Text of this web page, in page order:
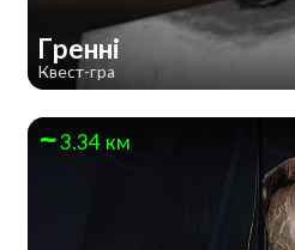
Гренні
Квест-гра
3.34 км